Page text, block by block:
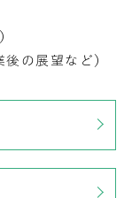
の展望など）